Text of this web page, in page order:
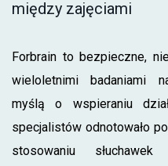
między zajęciami
Forbrain to bezpieczne,
wieloletnimi badaniami
myślą o wspieraniu
specjalistów odnotowało
stosowaniu